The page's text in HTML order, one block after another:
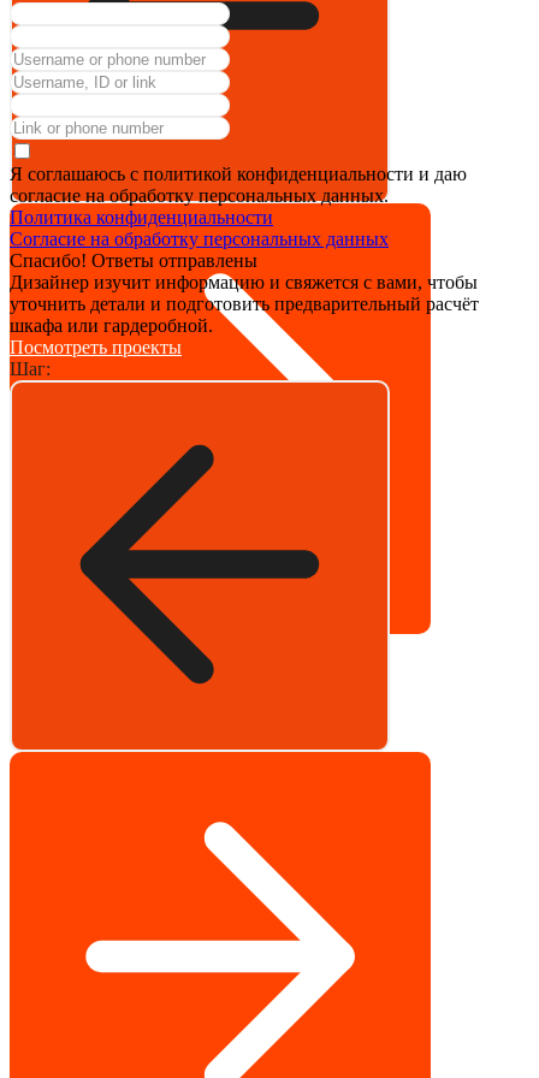
Получить рекомендации
Я соглашаюсь с политикой конфиденциальности и даю
согласие на обработку персональных данных.
Политика конфиденциальности
Согласие на обработку персональных данных
Спасибо! Ответы отправлены
Дизайнер изучит информацию и свяжется с вами, чтобы
уточнить детали и подготовить предварительный расчёт
шкафа или гардеробной.
Посмотреть проекты
Шаг: